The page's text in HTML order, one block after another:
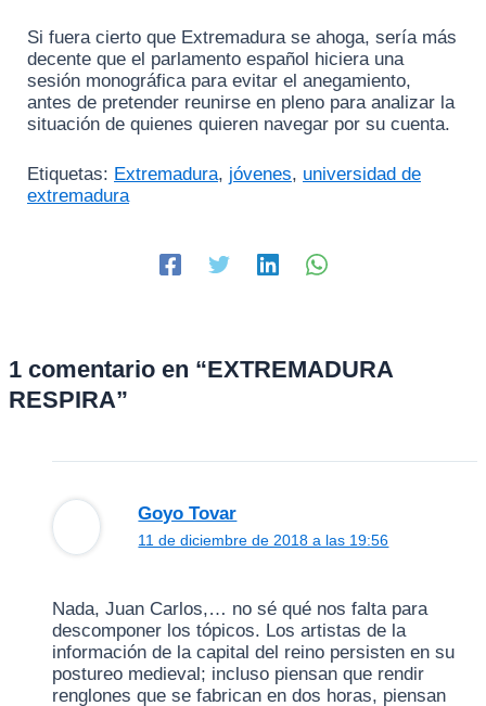
Si fuera cierto que Extremadura se ahoga, sería más
decente que el parlamento español hiciera una
sesión monográfica para evitar el anegamiento,
antes de pretender reunirse en pleno para analizar la
situación de quienes quieren navegar por su cuenta.
Etiquetas: Extremadura, jóvenes, universidad de
extremadura
1 comentario en “EXTREMADURA
RESPIRA”
Goyo Tovar
11 de diciembre de 2018 a las 19:56
Nada, Juan Carlos,… no sé qué nos falta para
descomponer los tópicos. Los artistas de la
información de la capital del reino persisten en su
postureo medieval; incluso piensan que rendir
renglones que se fabrican en dos horas, piensan